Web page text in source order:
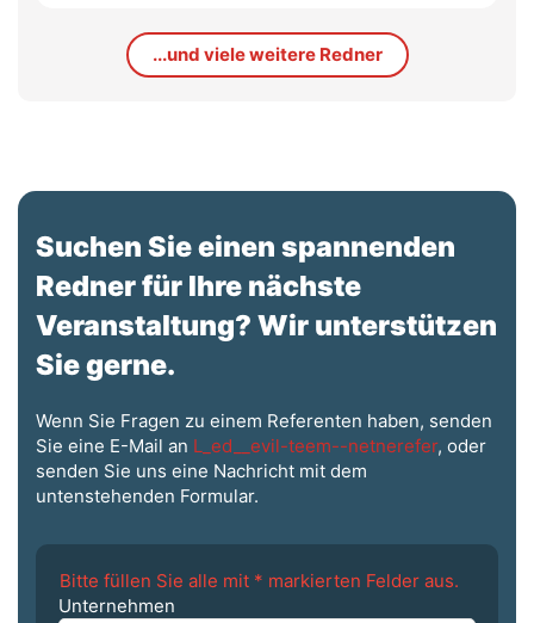
...und viele weitere Redner
Suchen Sie einen spannenden
Redner für Ihre nächste
Veranstaltung? Wir unterstützen
Sie gerne.
Wenn Sie Fragen zu einem Referenten haben, senden
Sie eine E-Mail an L_ed__evil-teem--netnerefer, oder
senden Sie uns eine Nachricht mit dem
untenstehenden Formular.
Bitte füllen Sie alle mit * markierten Felder aus.
Unternehmen